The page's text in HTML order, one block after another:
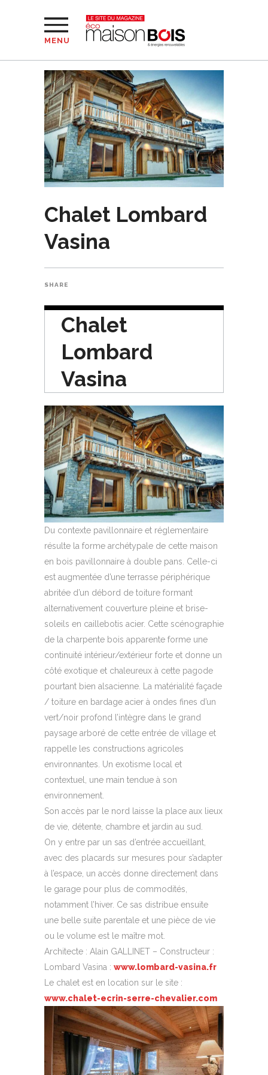
MENU
Chalet Lombard
Vasina
SHARE
Chalet
Lombard
Vasina
Du contexte pavillonnaire et réglementaire
résulte la forme archétypale de cette maison
en bois pavillonnaire à double pans. Celle-ci
est augmentée d’une terrasse périphérique
abritée d’un débord de toiture formant
alternativement couverture pleine et brise-
soleils en caillebotis acier. Cette scénographie
de la charpente bois apparente forme une
continuité intérieur/extérieur forte et donne un
côté exotique et chaleureux à cette pagode
pourtant bien alsacienne. La matérialité façade
/ toiture en bardage acier à ondes fines d’un
vert/noir profond l’intègre dans le grand
paysage arboré de cette entrée de village et
rappelle les constructions agricoles
environnantes. Un exotisme local et
contextuel, une main tendue à son
environnement.
Son accès par le nord laisse la place aux lieux
de vie, détente, chambre et jardin au sud.
On y entre par un sas d’entrée accueillant,
avec des placards sur mesures pour s’adapter
à l’espace, un accès donne directement dans
le garage pour plus de commodités,
notamment l’hiver. Ce sas distribue ensuite
une belle suite parentale et une pièce de vie
ou le volume est le maître mot.
Architecte : Alain GALLINET – Constructeur :
Lombard Vasina : www.lombard-vasina.fr
Le chalet est en location sur le site :
www.chalet-ecrin-serre-chevalier.com